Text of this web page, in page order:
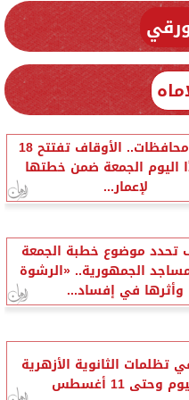
في 10 محافظات.. الأوقاف تفتتح 18
اليوم الجمعة ضمن خطتها
لإعمار...
تحدد موضوع خطبة الجمعة
الجمهورية.. «الرشوة
وأثرها في إفساد...
تظلمات الثانوية الأزهرية
وحتى 11 أغسطس